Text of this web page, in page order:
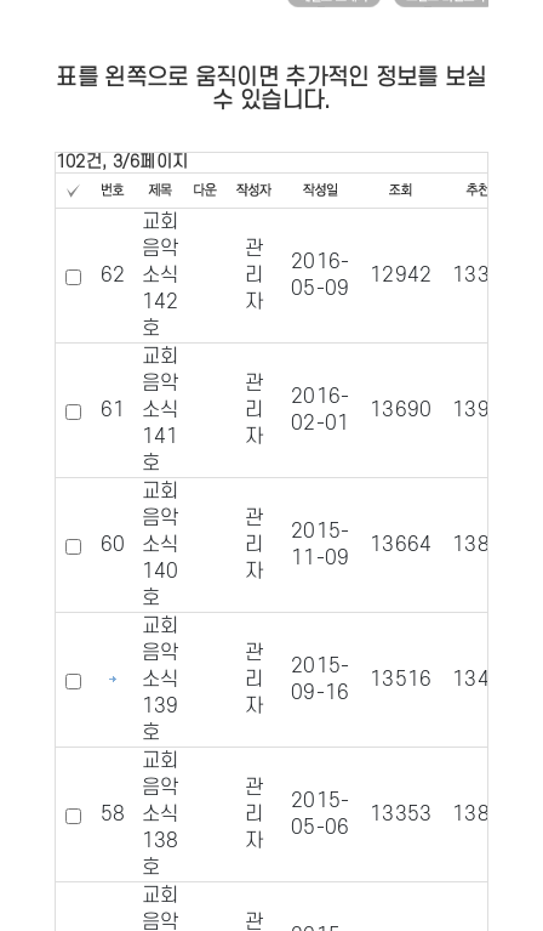
표를 왼쪽으로 움직이면 추가적인 정보를 보실
수 있습니다.
102건, 3/6페이지
62
교회
음악
소식
142
호
관
리
자
2016-
05-09
12942 1331
61
교회
음악
소식
141
호
관
리
자
2016-
02-01
13690 1394
60
교회
음악
소식
140
호
관
리
자
2015-
11-09
13664 1382
교회
음악
소식
139
호
관
리
자
2015-
09-16
13516 1340
58
교회
음악
소식
138
호
관
리
자
2015-
05-06
13353 1380
교회
음악
관